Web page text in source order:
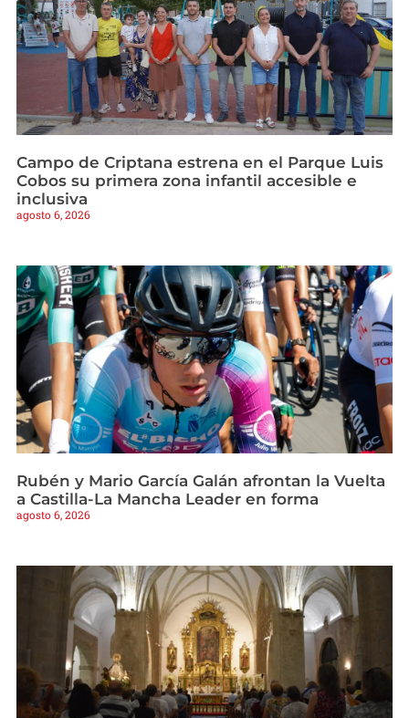
Campo de Criptana estrena en el Parque Luis
Cobos su primera zona infantil accesible e
inclusiva
agosto 6, 2026
Rubén y Mario García Galán afrontan la Vuelta
a Castilla-La Mancha Leader en forma
agosto 6, 2026